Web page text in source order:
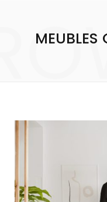
MEUBLES